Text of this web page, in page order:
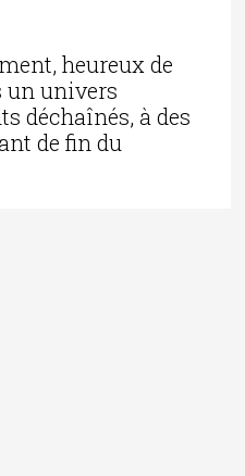
heureux de
un univers
déchaînés, à des
de fin du